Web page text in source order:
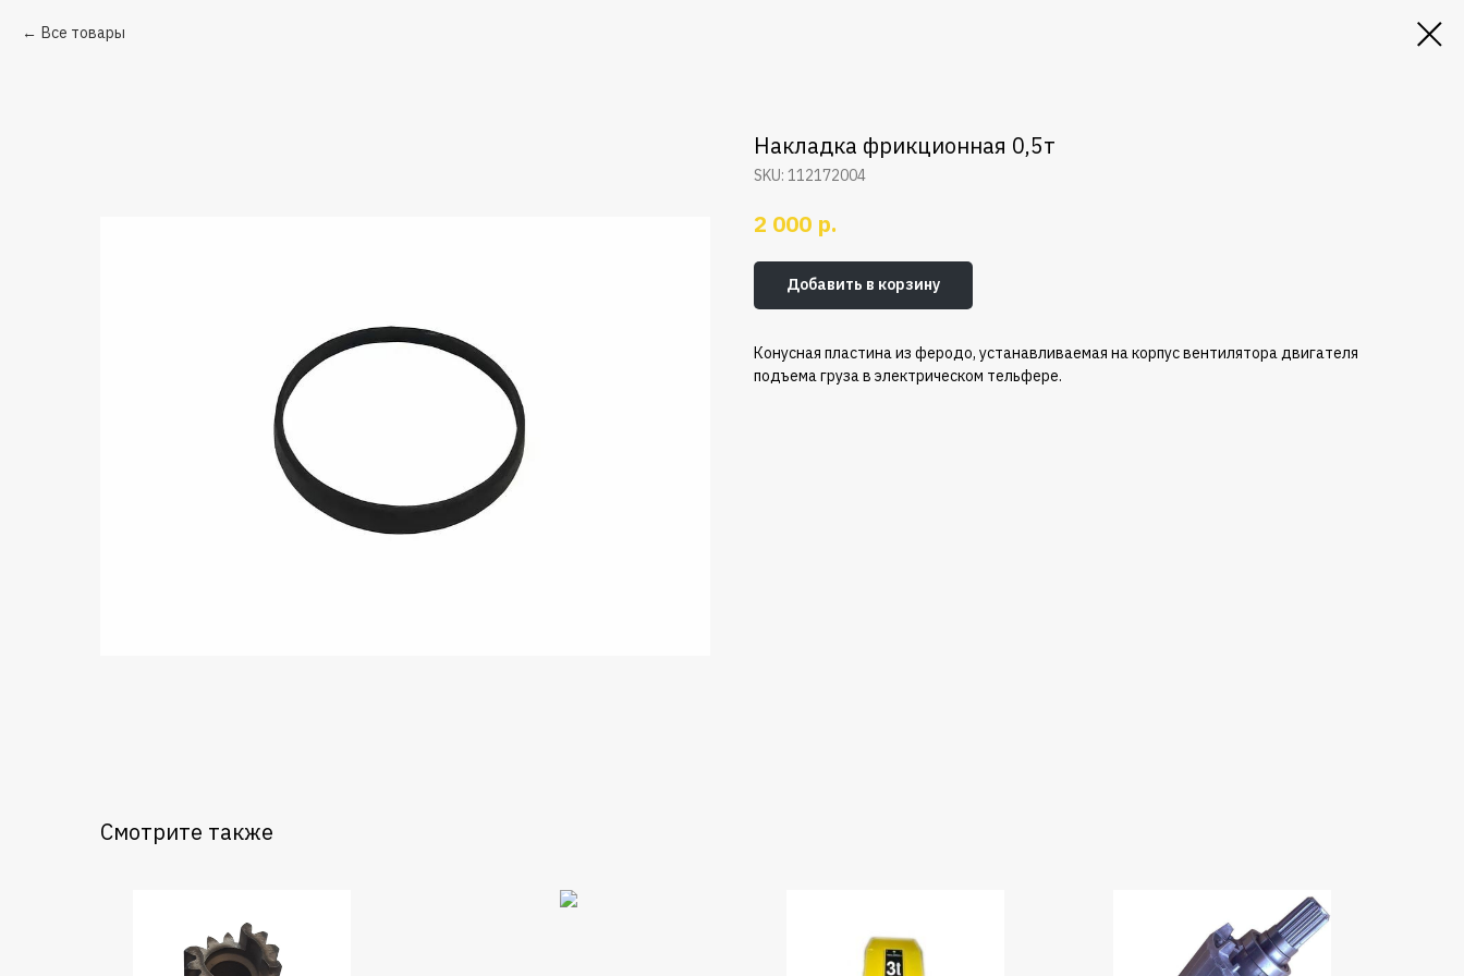
Все товары
Накладка фрикционная 0,5т
SKU: 112172004
2 000 р.
Добавить в корзину
Конусная пластинаиз феродо, устанавливаемая накорпусвентиляторадвигателя
подъемагрузав электрическом тельфере.
Смотрите также